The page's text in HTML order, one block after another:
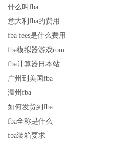
什么叫fba
意大利fba的费用
fba fees是什么费用
fba模拟器游戏rom
fba计算器日本站
广州到美国fba
温州fba
如何发货到fba
fba全称是什么
fba装箱要求